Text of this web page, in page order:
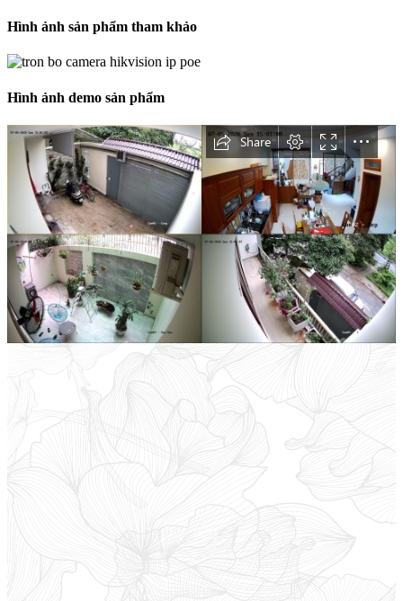
Hình ảnh sản phẩm tham khảo
Hình ảnh demo sản phẩm